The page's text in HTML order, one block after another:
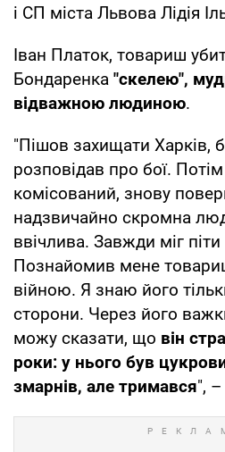
і СП міста Львова Лідія
Іван Платок, товариш
Бондаренка "скелею",
відважною людиною.
"Пішов захищати Харків,
розповідав про бої.
комісований, знову
надзвичайно скромна
ввічлива. Завжди міг
Познайомив мене
війною. Я знаю його
сторони. Через його
можу сказати, що він
роки: у нього був
змарнів, але тримався",